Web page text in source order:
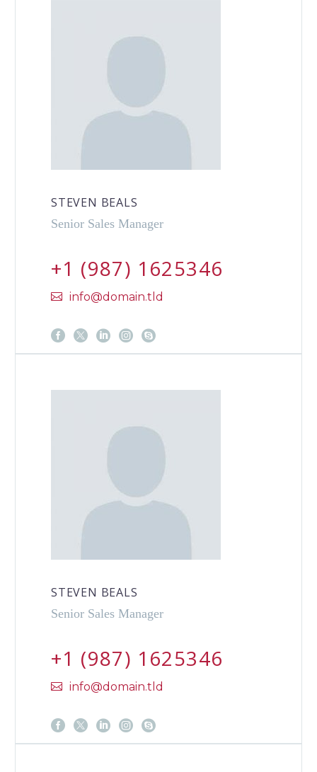
STEVEN BEALS
Senior Sales Manager
+1 (987) 1625346
info@domain.tld
STEVEN BEALS
Senior Sales Manager
+1 (987) 1625346
info@domain.tld